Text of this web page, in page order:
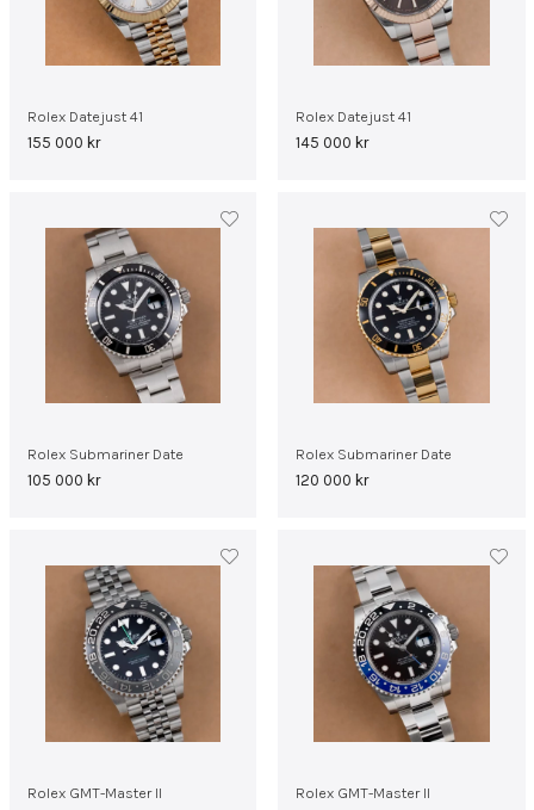
Rolex Datejust 41
155 000 kr
Rolex Datejust 41
145 000 kr
Rolex Submariner Date
105 000 kr
Rolex Submariner Date
120 000 kr
Rolex GMT-Master II
Rolex GMT-Master II